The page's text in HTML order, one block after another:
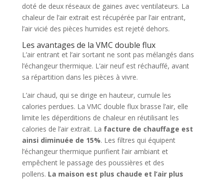
doté de deux réseaux de gaines avec ventilateurs. La
chaleur de l’air extrait est récupérée par l’air entrant,
l’air vicié des pièces humides est rejeté dehors.
Les avantages de la VMC double flux
L’air entrant et l’air sortant ne sont pas mélangés dans
l’échangeur thermique. L’air neuf est réchauffé, avant
sa répartition dans les pièces à vivre.
L’air chaud, qui se dirige en hauteur, cumule les
calories perdues. La VMC double flux brasse l’air, elle
limite les déperditions de chaleur en réutilisant les
calories de l’air extrait. La facture de chauffage est
ainsi diminuée de 15%. Les filtres qui équipent
l’échangeur thermique purifient l’air ambiant et
empêchent le passage des poussières et des
pollens. La maison est plus chaude et l’air plus